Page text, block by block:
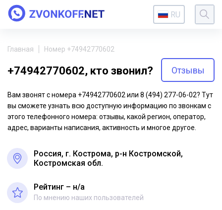
RU
Главная Номер +74942770602
+74942770602, кто звонил? Отзывы
Вам звонят с номера +74942770602 или 8 (494) 277-06-02? Тут
вы сможете узнать всю доступную информацию по звонкам с
этого телефонного номера: отзывы, какой регион, оператор,
адрес, варианты написания, активность и многое другое.
Россия, г. Кострома, р-н Костромской,
Костромская обл.
Рейтинг – н/a
По мнению наших пользователей